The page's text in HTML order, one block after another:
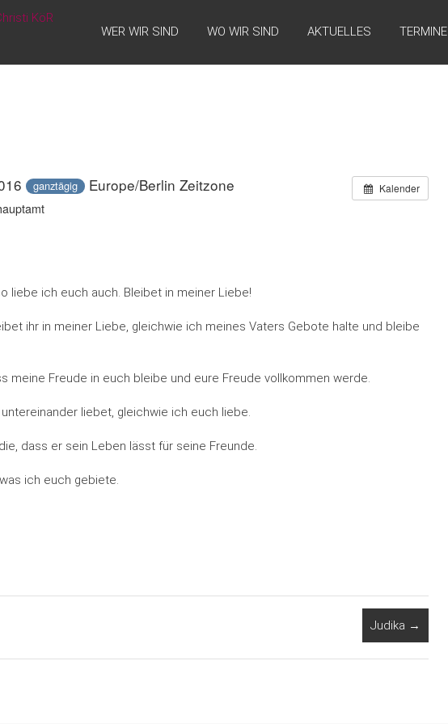
WER WIR SIND WO WIR SIND AKTUELLES TERMINE
Kalender
ganztägig Europe/Berlin Zeitzone
liebe ich euch auch. Bleibet in meiner Liebe!
ihr in meiner Liebe, gleichwie ich meines Vaters Gebote halte und bleibe
meine Freude in euch bleibe und eure Freude vollkommen werde.
liebet, gleichwie ich euch liebe.
dass er sein Leben lässt für seine Freunde.
ich euch gebiete.
Judika →